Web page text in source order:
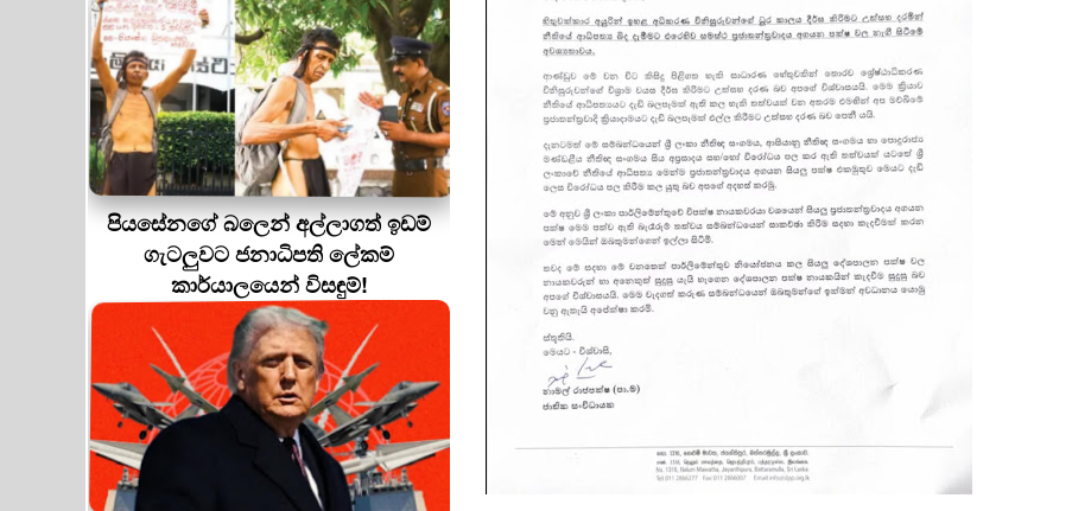
පියසේනගේ බලෙන් අල්ලාගත් ඉඩම්
ගැටලුවට ජනාධිපති ලේකම්
කාර්යාලයෙන් විසඳුම්!